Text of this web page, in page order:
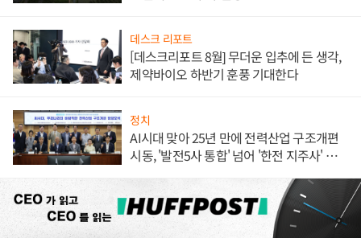
데스크 리포트
[데스크리포트 8월] 무더운 입추에 든 생각,
제약바이오 하반기 훈풍 기대한다
정치
AI시대 맞아 25년 만에 전력산업 구조개편
시동, '발전5사 통합' 넘어 '한전 지주사' 재편